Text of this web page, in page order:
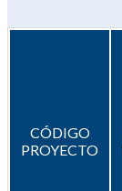
CÓDIGO
PROYECTO